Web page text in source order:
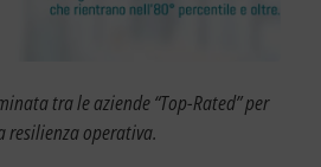
tra le aziende “Top-Rated” per
resilienza operativa.